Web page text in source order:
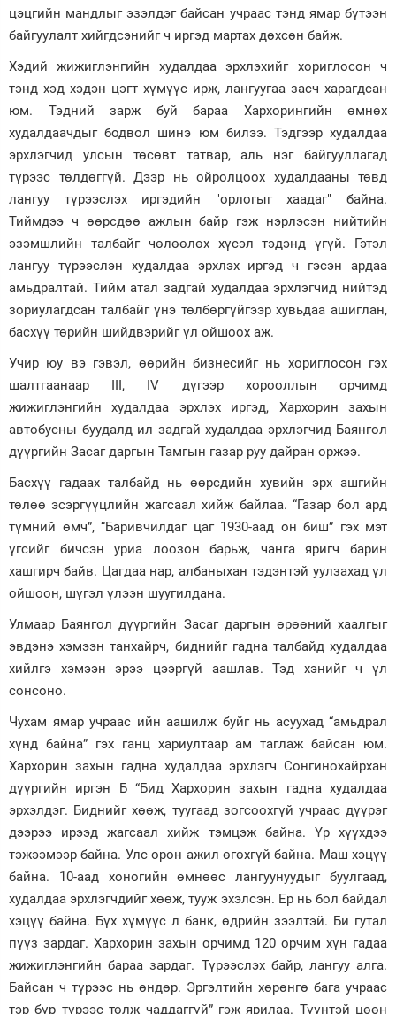
цэцгийн мандлыг эзэлдэг байсан учраас тэнд ямар бүтээн
бай­гуулалт хийгд­сэнийг ч иргэд мартах дөхсөн байж.
Хэдий жижиг­лэнгийн худалдаа эрхлэхийг хориглосон ч
тэнд хэд хэдэн цэгт хүмүүс ирж, лангуугаа засч харагдсан
юм. Тэдний зарж буй бараа Хархорингийн өмнөх
худалдаачдыг бодвол шинэ юм билээ. Тэдгээр худалдаа
эрхлэгчид улсын төсөвт татвар, аль нэг байгууллагад
түрээс төлдөггүй. Дээр нь ойролцоох худалдааны төвд
лангуу түрээслэх иргэдийн "орлогыг хаадаг" байна.
Тиймдээ ч өөрсдөө ажлын байр гэж нэрлэсэн нийтийн
эзэмшлийн талбайг чөлөөлөх хүсэл тэдэнд үгүй. Гэтэл
лангуу түрээслэн худалдаа эрхлэх иргэд ч гэсэн ардаа
амьдралтай. Тийм атал задгай худалдаа эрхлэгчид нийтэд
зориулагдсан талбайг үнэ төлбөргүйгээр хувьдаа ашиглан,
басхүү төрийн шийдвэрийг үл ойшоох аж.
Учир юу вэ гэвэл, өөрийн бизнесийг нь хориглосон гэх
шалтгаанаар III, IV дүгээр хо­рооллын орчимд
жижиглэнгийн худалдаа эрхлэх иргэд, Хархорин захын
автобусны буудалд ил задгай худалдаа эрхлэгчид Баянгол
дүүргийн Засаг даргын Тамгын газар руу дайран оржээ.
Басхүү гадаах талбайд нь өөрсдийн хувийн эрх ашгийн
төлөө эсэргүүцлийн жагсаал хийж байлаа. “Газар бол ард
түмний өмч”, “Баривчилдаг цаг 1930-аад он биш” гэх мэт
үгсийг бичсэн уриа лоозон барьж, чанга яригч барин
хашгирч байв. Цагдаа нар, албаныхан тэдэнтэй уулзахад үл
ойшоон, шүгэл үлээн шуугилдана.
Улмаар Баянгол дүүргийн Засаг даргын өрөөний хаалгыг
эвдэнэ хэмээн танхайрч, биднийг гадна талбайд худалдаа
хийлгэ хэмээн эрээ цээргүй аашлав. Тэд хэнийг ч үл
сонсоно.
Чухам ямар учраас ийн аашилж буйг нь асуухад “амьдрал
хүнд байна” гэх ганц хариултаар ам таглаж байсан юм.
Хархорин захын гадна худалдаа эрхлэгч Сонгинохайрхан
дүүргийн иргэн Б “Бид Хархорин захын гадна худалдаа
эрхэлдэг. Биднийг хөөж, туугаад зогсоохгүй учраас дүүрэг
дээрээ ирээд жагсаал хийж тэмцэж байна. Үр хүүхдээ
тэжээмээр байна. Улс орон ажил өгөхгүй байна. Маш хэцүү
байна. 10-аад хоногийн өмнөөс лангуунуудыг буулгаад,
худалдаа эрхлэгчдийг хөөж, тууж эхэлсэн. Ер нь бол байдал
хэцүү байна. Бүх хүмүүс л банк, өдрийн зээлтэй. Би гутал
пүүз зардаг. Хархорин захын орчимд 120 орчим хүн гадаа
жижиглэнгийн бараа зардаг. Түрээслэх байр, лангуу алга.
Байсан ч түрээс нь өндөр. Эргэлтийн хөрөнгө бага учраас
тэр бүр түрээс төлж чаддаггүй” гэж ярилаа. Түүнтэй цөөн